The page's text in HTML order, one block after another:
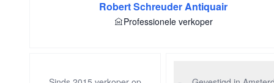
Robert Schreuder Antiquair
Professionele verkoper